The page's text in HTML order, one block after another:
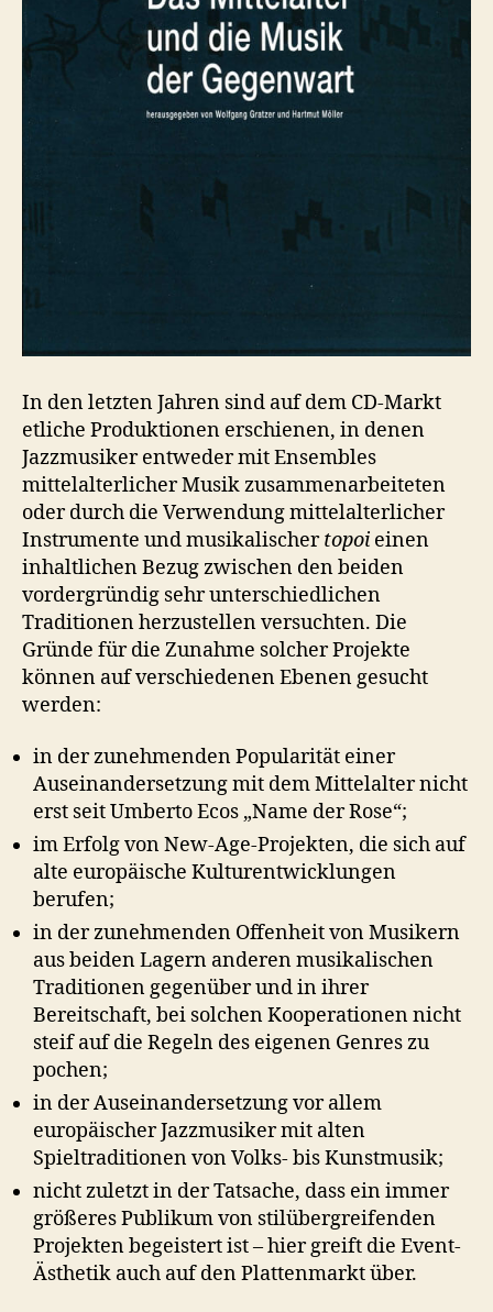
In den letzten Jahren sind auf dem CD-Markt
etliche Produktionen erschienen, in denen
Jazzmusiker entweder mit Ensembles
mittelalterlicher Musik zusammenarbeiteten
oder durch die Verwendung mittelalterlicher
Instrumente und musikalischertopoi einen
inhaltlichen Bezug zwischen den beiden
vordergründig sehr unterschiedlichen
Traditionen herzustellen versuchten. Die
Gründe für die Zunahme solcher Projekte
können auf verschiedenen Ebenen gesucht
werden:
in der zunehmenden Popularität einer
Auseinandersetzung mit dem Mittelalter nicht
erst seit Umberto Ecos „Name der Rose“;
im Erfolg von New-Age-Projekten, die sich auf
alte europäische Kulturentwicklungen
berufen;
in der zunehmenden Offenheit von Musikern
aus beiden Lagern anderen musikalischen
Traditionen gegenüber und in ihrer
Bereitschaft, bei solchen Kooperationen nicht
steif auf die Regeln des eigenen Genres zu
pochen;
in der Auseinandersetzung vor allem
europäischer Jazzmusiker mit alten
Spieltraditionen von Volks- bis Kunstmusik;
nicht zuletzt in der Tatsache, dass ein immer
größeres Publikum von stilübergreifenden
Projekten begeistert ist – hier greift die Event-
Ästhetik auch auf den Plattenmarkt über.